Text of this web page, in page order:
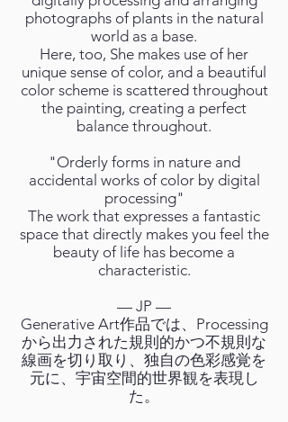
photographs of plants in the natural
world as a base.
Here, too, She makes use of her
unique sense of color, and a beautiful
color scheme is scattered throughout
the painting, creating a perfect
balance throughout.
"Orderly forms in nature and
accidental works of color by digital
processing"
The work that expresses a fantastic
space that directly makes you feel the
beauty of life has become a
characteristic.
— JP —
Generative Art作品では、Processing
から出力された規則的かつ不規則な
線画を切り取り、独自の色彩感覚を
元に、宇宙空間的世界観を表現し
た。